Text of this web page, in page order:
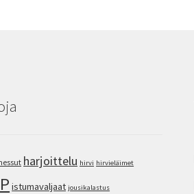
harjoittelu hirvi hirvieläimet
istumavaljaat jousikalastus